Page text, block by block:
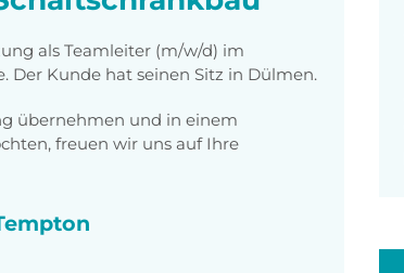
als Teamleiter (m/w/d) im
Der Kunde hat seinen Sitz in Dülmen.
übernehmen und in einem
freuen wir uns auf Ihre